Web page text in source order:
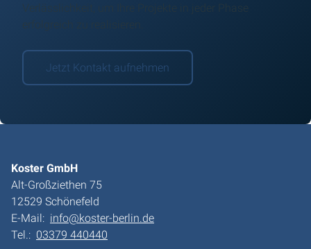
Verlässlichkeit, um Ihre Projekte in jeder Phase
erfolgreich zu realisieren.
Jetzt Kontakt aufnehmen
Koster GmbH
Alt-Großziethen 75
12529 Schönefeld
E-Mail: info@koster-berlin.de
Tel.: 03379 440440